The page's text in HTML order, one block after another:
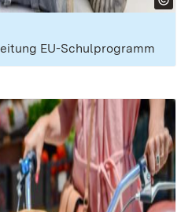
EU-Schulpro­gramm